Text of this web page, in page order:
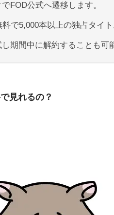
FOD公式へ遷移します。
料で5,000本以上の独占タイト
期間中に解約することも可
見れるの？